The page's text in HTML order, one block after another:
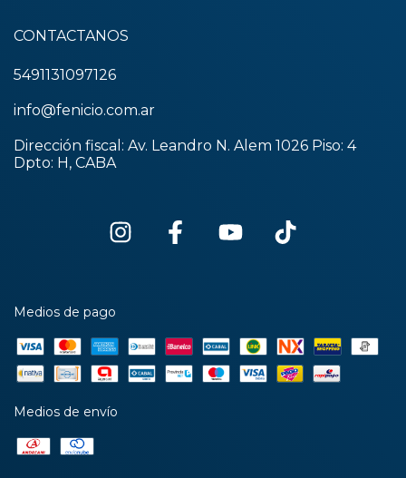
CONTACTANOS
5491131097126
info@fenicio.com.ar
Dirección fiscal: Av. Leandro N. Alem 1026 Piso: 4
Dpto: H, CABA
Medios de pago
Medios de envío